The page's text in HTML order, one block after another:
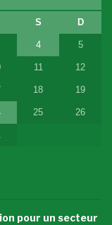
S D
4 5
11 12
18 19
25 26
pour un secteur